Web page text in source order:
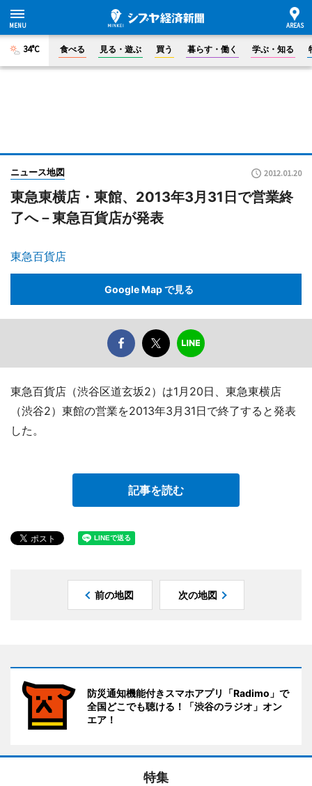
34°C 食べる 見る・遊ぶ 買う 暮らす・働く 学ぶ・知る
ニュース地図 2012.01.20
東急東横店・東館、2013年3月31日で営業終
了へ－東急百貨店が発表
東急百貨店
Google Map で見る
東急百貨店（渋谷区道玄坂2）は1月20日、東急東横店
（渋谷2）東館の営業を2013年3月31日で終了すると発表
した。
記事を読む
前の地図 次の地図
防災通知機能付きスマホアプリ「Radimo」で
全国どこでも聴ける！「渋谷のラジオ」オン
エア！
特集